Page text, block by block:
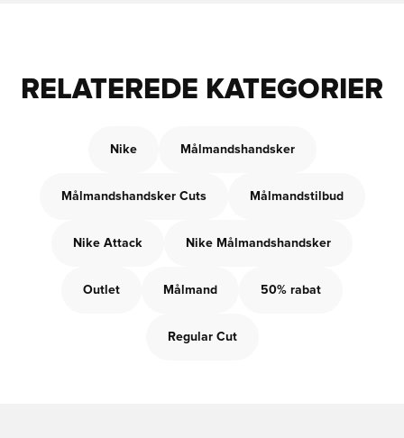
RELATEREDE KATEGORIER
Nike Målmandshandsker
Målmandshandsker Cuts Målmandstilbud
Nike Attack Nike Målmandshandsker
Outlet Målmand 50% rabat
Regular Cut